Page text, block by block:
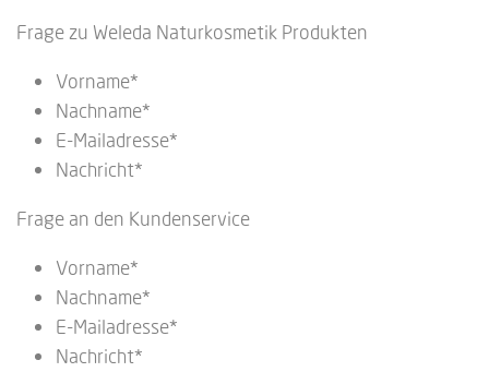
Frage zu Weleda Naturkosmetik Produkten
Vorname*
Nachname*
E-Mailadresse*
Nachricht*
Frage an den Kundenservice
Vorname*
Nachname*
E-Mailadresse*
Nachricht*